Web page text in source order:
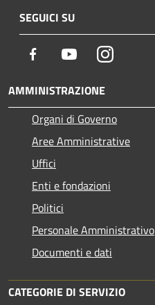
SEGUICI SU
Facebook YoutubeInstagram
AMMINISTRAZIONE
Organi di Governo
Aree Amministrative
Uffici
Enti e fondazioni
Politici
Personale Amministrativo
Documenti e dati
CATEGORIE DI SERVIZIO